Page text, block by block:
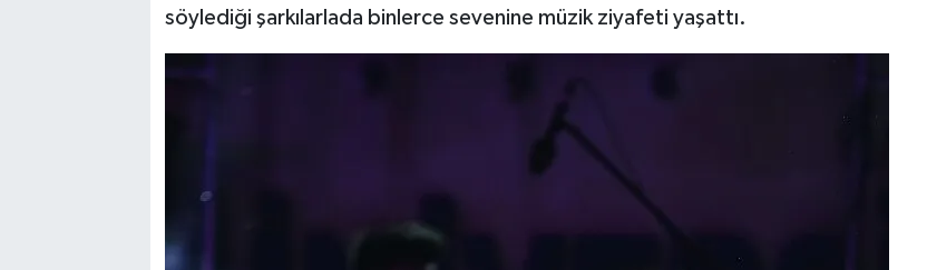
söylediği şarkılarlada binlerce sevenine müzik ziyafeti yaşattı.